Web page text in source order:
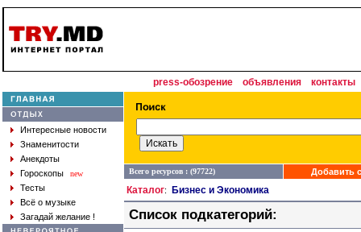
press-обозрение объявления контакты
Интересные новости
Знаменитости
Анекдоты
Гороскопы
new
Тесты
Всё о музыке
Загадай желание !
Всего ресурсов : (97722) Добавить
Каталог: Бизнес и Экономика
Список подкатегорий: